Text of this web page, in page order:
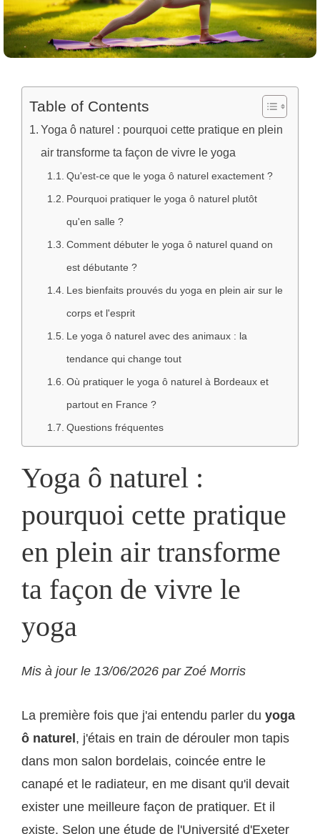
Table of Contents
Yoga ô naturel : pourquoi cette pratique en plein
air transforme ta façon de vivre le yoga
Qu'est-ce que le yoga ô naturel exactement ?
Pourquoi pratiquer le yoga ô naturel plutôt
qu'en salle ?
Comment débuter le yoga ô naturel quand on
est débutante ?
Les bienfaits prouvés du yoga en plein air sur le
corps et l'esprit
Le yoga ô naturel avec des animaux : la
tendance qui change tout
Où pratiquer le yoga ô naturel à Bordeaux et
partout en France ?
Questions fréquentes
Yoga ô naturel :
pourquoi cette pratique
en plein air transforme
ta façon de vivre le
yoga
Mis à jour le 13/06/2026 par Zoé Morris
La première fois que j'ai entendu parler du yoga
ô naturel, j'étais en train de dérouler mon tapis
dans mon salon bordelais, coincée entre le
canapé et le radiateur, en me disant qu'il devait
exister une meilleure façon de pratiquer. Et il
existe. Selon une étude de l'Université d'Exeter